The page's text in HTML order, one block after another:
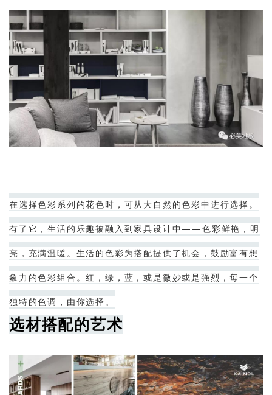
在选择色彩系列的花色时，可从大自然的色彩中进行选择。
有了它，生活的乐趣被融入到家具设计中——色彩鲜艳，明
亮，充满温暖。生活的色彩为搭配提供了机会，鼓励富有想
象力的色彩组合。红，绿，蓝，或是微妙或是强烈，每一个
独特的色调，由你选择。
选材搭配的艺术